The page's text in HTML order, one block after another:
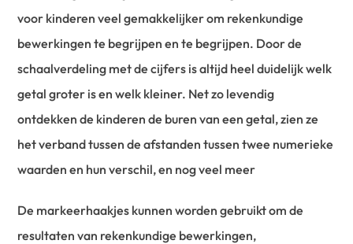
voor kinderen veel gemakkelijker om rekenkundige
bewerkingen te begrijpen en te begrijpen. Door de
schaalverdeling met de cijfers is altijd heel duidelijk welk
getal groter is en welk kleiner. Net zo levendig
ontdekken de kinderen de buren van een getal, zien ze
het verband tussen de afstanden tussen twee numerieke
waarden en hun verschil, en nog veel meer
De markeerhaakjes kunnen worden gebruikt om de
resultaten van rekenkundige bewerkingen,